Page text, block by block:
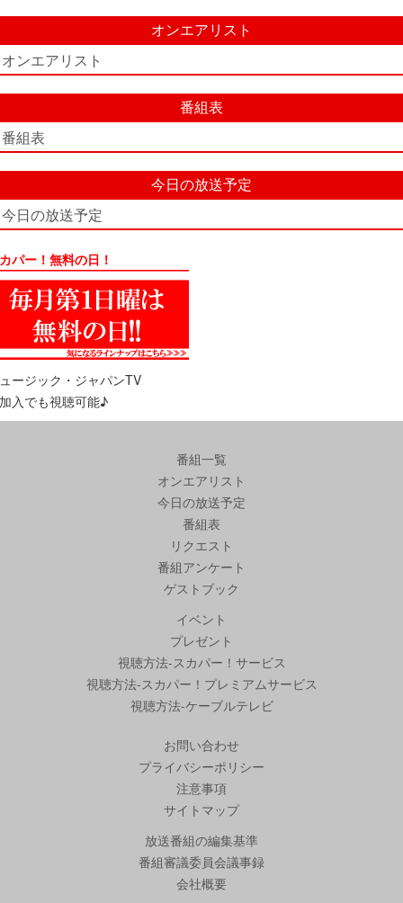
オンエアリスト
オンエアリスト
番組表
番組表
今日の放送予定
今日の放送予定
パー！無料の日！
ージック・ジャパンTV
入でも視聴可能♪
番組一覧
オンエアリスト
今日の放送予定
番組表
リクエスト
番組アンケート
ゲストブック
イベント
プレゼント
視聴方法-スカパー！サービス
視聴方法-スカパー！プレミアムサービス
視聴方法-ケーブルテレビ
お問い合わせ
プライバシーポリシー
注意事項
サイトマップ
放送番組の編集基準
番組審議委員会議事録
会社概要